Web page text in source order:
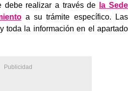
debe realizar a través de
la Sede
a su trámite específico. Las
toda la información en el apartado